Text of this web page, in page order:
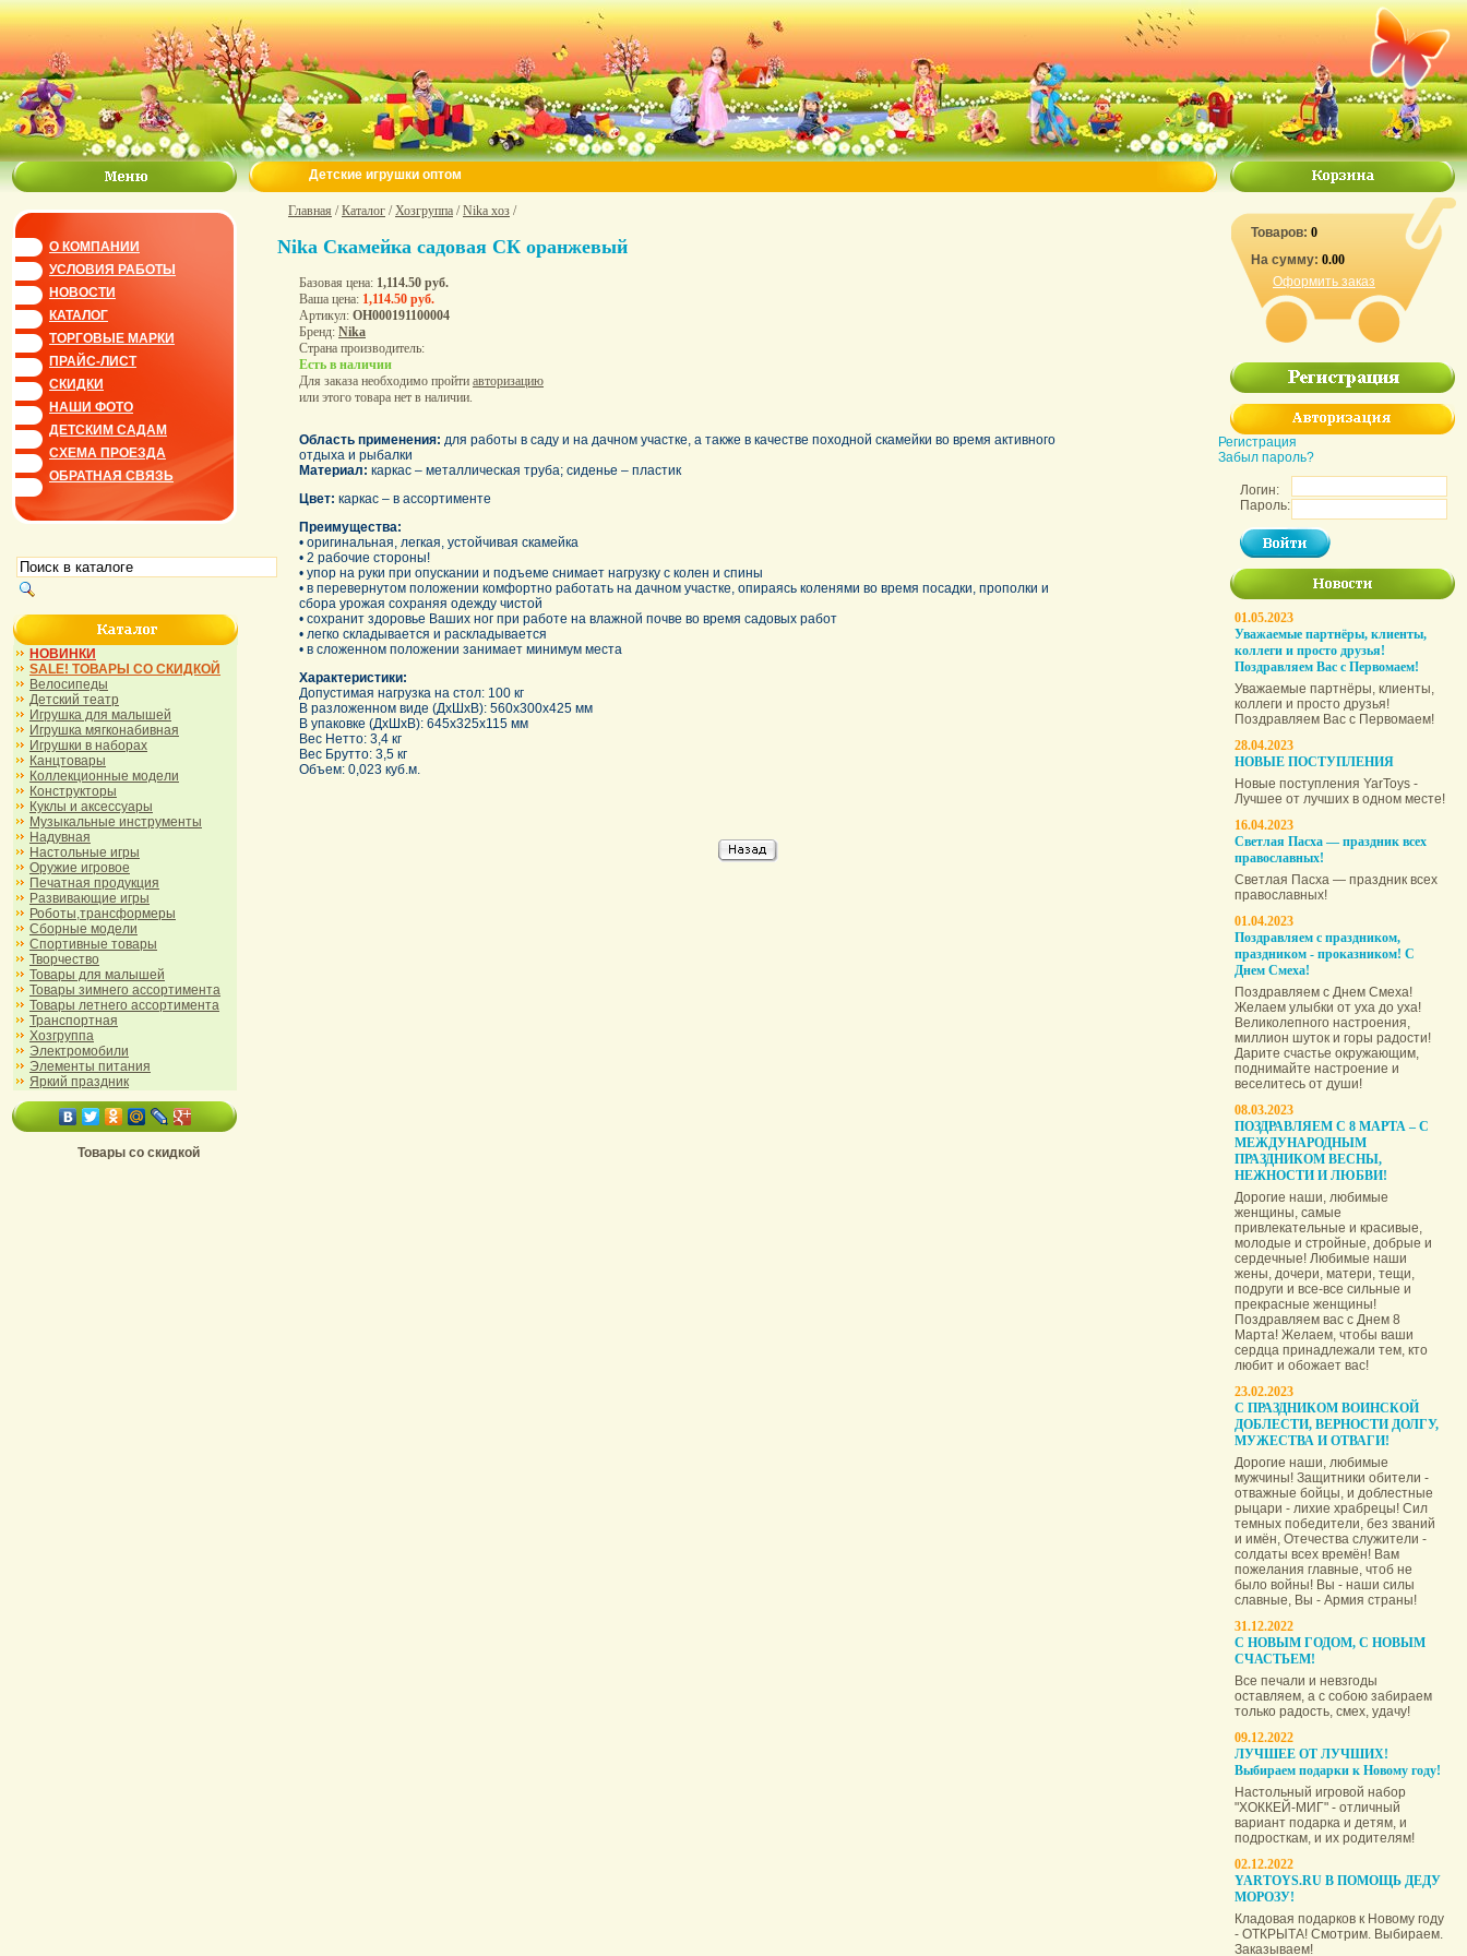
Детские игрушки оптом
О КОМПАНИИ
УСЛОВИЯ РАБОТЫ
НОВОСТИ
КАТАЛОГ
ТОРГОВЫЕ МАРКИ
ПРАЙС-ЛИСТ
СКИДКИ
НАШИ ФОТО
ДЕТСКИМ САДАМ
СХЕМА ПРОЕЗДА
ОБРАТНАЯ СВЯЗЬ
НОВИНКИ
SALE! ТОВАРЫ СО СКИДКОЙ
Велосипеды
Детский театр
Игрушка для малышей
Игрушка мягконабивная
Игрушки в наборах
Канцтовары
Коллекционные модели
Конструкторы
Куклы и аксессуары
Музыкальные инструменты
Надувная
Настольные игры
Оружие игровое
Печатная продукция
Развивающие игры
Роботы,трансформеры
Сборные модели
Спортивные товары
Творчество
Товары для малышей
Товары зимнего ассортимента
Товары летнего ассортимента
Транспортная
Хозгруппа
Электромобили
Элементы питания
Яркий праздник
Товары со скидкой
Главная /Каталог /Хозгруппа /Nika хоз /
Nika Скамейка садовая СК оранжевый
Базовая цена: 1,114.50 руб.
Ваша цена: 1,114.50 руб.
Артикул: ОН000191100004
Бренд: Nika
Страна производитель:
Есть в наличии
Для заказа необходимо пройти авторизацию
или этого товара нет в наличии.
Область применения: для работы в саду и на дачном участке, а также в качестве походной скамейки во время активного
отдыха и рыбалки
Материал: каркас – металлическая труба; сиденье – пластик
Цвет: каркас – в ассортименте
Преимущества:
• оригинальная, легкая, устойчивая скамейка
• 2 рабочие стороны!
• упор на руки при опускании и подъеме снимает нагрузку с колен и спины
• в перевернутом положении комфортно работать на дачном участке, опираясь коленями во время посадки, прополки и
сбора урожая сохраняя одежду чистой
• сохранит здоровье Ваших ног при работе на влажной почве во время садовых работ
• легко складывается и раскладывается
• в сложенном положении занимает минимум места
Характеристики:
Допустимая нагрузка на стол: 100 кг
В разложенном виде (ДхШхВ): 560х300х425 мм
В упаковке (ДхШхВ): 645х325х115 мм
Вес Нетто: 3,4 кг
Вес Брутто: 3,5 кг
Объем: 0,023 куб.м.
Товаров: 0
На сумму: 0.00
Оформить заказ
Регистрация
Забыл пароль?
Логин:
Пароль:
01.05.2023
Уважаемые партнёры, клиенты,
коллеги и просто друзья!
Поздравляем Вас с Первомаем!
Уважаемые партнёры, клиенты,
коллеги и просто друзья!
Поздравляем Вас с Первомаем!
28.04.2023
НОВЫЕ ПОСТУПЛЕНИЯ
Новые поступления YarToys -
Лучшее от лучших в одном месте!
16.04.2023
Светлая Пасха — праздник всех
православных!
Светлая Пасха — праздник всех
православных!
01.04.2023
Поздравляем с праздником,
праздником - проказником! С
Днем Смеха!
Поздравляем с Днем Смеха!
Желаем улыбки от уха до уха!
Великолепного настроения,
миллион шуток и горы радости!
Дарите счастье окружающим,
поднимайте настроение и
веселитесь от души!
08.03.2023
ПОЗДРАВЛЯЕМ С 8 МАРТА – С
МЕЖДУНАРОДНЫМ
ПРАЗДНИКОМ ВЕСНЫ,
НЕЖНОСТИ И ЛЮБВИ!
Дорогие наши, любимые
женщины, самые
привлекательные и красивые,
молодые и стройные, добрые и
сердечные! Любимые наши
жены, дочери, матери, тещи,
подруги и все-все сильные и
прекрасные женщины!
Поздравляем вас с Днем 8
Марта! Желаем, чтобы ваши
сердца принадлежали тем, кто
любит и обожает вас!
23.02.2023
С ПРАЗДНИКОМ ВОИНСКОЙ
ДОБЛЕСТИ, ВЕРНОСТИ ДОЛГУ,
МУЖЕСТВА И ОТВАГИ!
Дорогие наши, любимые
мужчины! Защитники обители -
отважные бойцы, и доблестные
рыцари - лихие храбрецы! Сил
темных победители, без званий
и имён, Отечества служители -
солдаты всех времён! Вам
пожелания главные, чтоб не
было войны! Вы - наши силы
славные, Вы - Армия страны!
31.12.2022
С НОВЫМ ГОДОМ, С НОВЫМ
СЧАСТЬЕМ!
Все печали и невзгоды
оставляем, а с собою забираем
только радость, смех, удачу!
09.12.2022
ЛУЧШЕЕ ОТ ЛУЧШИХ!
Выбираем подарки к Новому году!
Настольный игровой набор
"ХОККЕЙ-МИГ" - отличный
вариант подарка и детям, и
подросткам, и их родителям!
02.12.2022
YARTOYS.RU В ПОМОЩЬ ДЕДУ
МОРОЗУ!
Кладовая подарков к Новому году
- ОТКРЫТА! Смотрим. Выбираем.
Заказываем!